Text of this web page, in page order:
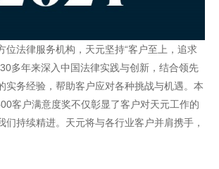
位法律服务机构，天元坚持“客户至上，追求
多年来深入中国法律实践与创新，结合领先
实务经验，帮助客户应对各种挑战与机遇。本
客户满意度奖不仅彰显了客户对天元工作的
们持续精进。天元将与各行业客户并肩携手，